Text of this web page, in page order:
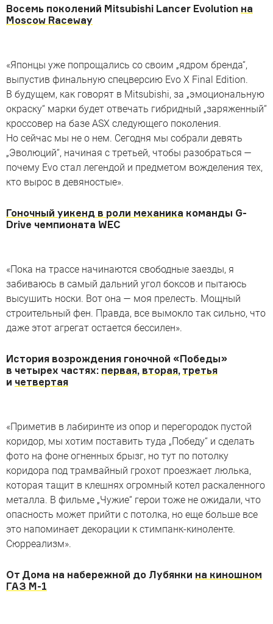
Восемь поколений Mitsubishi Lancer Evolution на
Moscow Raceway
«Японцы уже попрощались со своим „ядром бренда“,
выпустив финальную спецверсию Evo X Final Edition.
В будущем, как говорят в Mitsubishi, за „эмоциональную
окраску“ марки будет отвечать гибридный „заряженный“
кроссовер на базе ASX следующего поколения.
Но сейчас мы не о нем. Сегодня мы собрали девять
„Эволюций“, начиная с третьей, чтобы разобраться —
почему Evo стал легендой и предметом вожделения тех,
кто вырос в девяностые».
Гоночный уикенд в роли механика команды G-
Drive чемпионата WEC
«Пока на трассе начинаются свободные заезды, я
забиваюсь в самый дальний угол боксов и пытаюсь
высушить носки. Вот она — моя прелесть. Мощный
строительный фен. Правда, все вымокло так сильно, что
даже этот агрегат остается бессилен».
История возрождения гоночной «Победы»
в четырех частях: первая, вторая, третья
и четвертая
«Приметив в лабиринте из опор и перегородок пустой
коридор, мы хотим поставить туда „Победу“ и сделать
фото на фоне огненных брызг, но тут по потолку
коридора под трамвайный грохот проезжает люлька,
которая тащит в клешнях огромный котел раскаленного
металла. В фильме „Чужие“ герои тоже не ожидали, что
опасность может прийти с потолка, но еще больше все
это напоминает декорации к стимпанк-киноленте.
Сюрреализм».
От Дома на набережной до Лубянки на киношном
ГАЗ М-1